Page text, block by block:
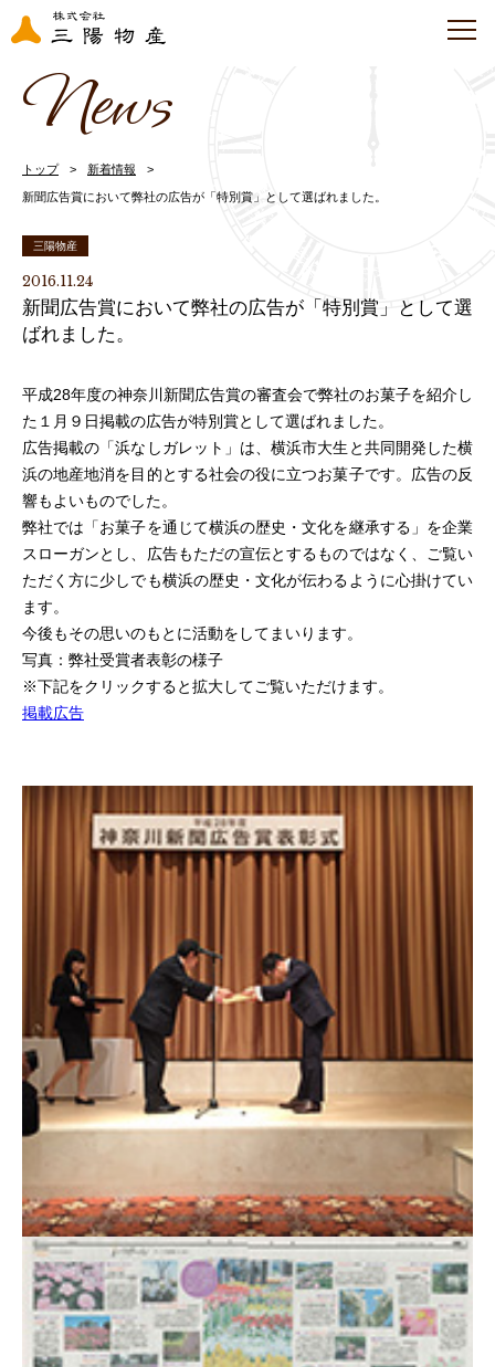
News
トップ 新着情報
新聞広告賞において弊社の広告が「特別賞」として選ばれました。
三陽物産
2016.11.24
新聞広告賞において弊社の広告が「特別賞」として選
ばれました。
平成28年度の神奈川新聞広告賞の審査会で弊社のお菓子を紹介し
た１月９日掲載の広告が特別賞として選ばれました。
広告掲載の「浜なしガレット」は、横浜市大生と共同開発した横
浜の地産地消を目的とする社会の役に立つお菓子です。広告の反
響もよいものでした。
弊社では「お菓子を通じて横浜の歴史・文化を継承する」を企業
スローガンとし、広告もただの宣伝とするものではなく、ご覧い
ただく方に少しでも横浜の歴史・文化が伝わるように心掛けてい
ます。
今後もその思いのもとに活動をしてまいります。
写真：弊社受賞者表彰の様子
※下記をクリックすると拡大してご覧いただけます。
掲載広告